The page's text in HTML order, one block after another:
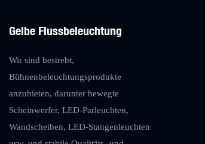
Gelbe Flussbeleuchtung
Wir sind bestrebt,
Bühnenbeleuchtungsprodukte
anzubieten, darunter bewegte
Scheinwerfer, LED-Parleuchten,
Wandscheiben, LED-Stangenleuchten